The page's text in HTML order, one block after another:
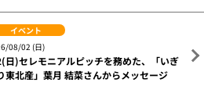
イベント
08/02 (日)
日)セレモニアルピッチを務めた、「いぎ
東北産」葉月 結菜さんからメッセージ